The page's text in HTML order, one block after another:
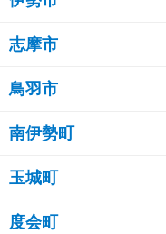
志摩市
鳥羽市
南伊勢町
玉城町
度会町